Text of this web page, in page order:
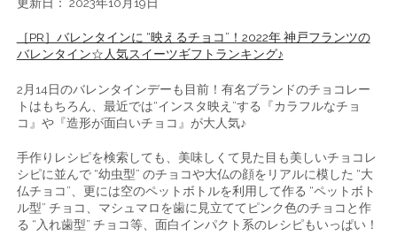
［PR］バレンタインに “映えるチョコ”！2022年 神戸フランツの
バレンタイン☆人気スイーツギフトランキング♪
2月14日のバレンタインデーも目前！有名ブランドのチョコレー
トはもちろん、最近では“インスタ映え”する『カラフルなチョ
コ』や『造形が面白いチョコ』が大人気♪
手作りレシピを検索しても、美味しくて見た目も美しいチョコレ
シピに並んで “幼虫型” のチョコや大仏の顔をリアルに模した “大
仏チョコ”、更には空のペットボトルを利用して作る “ペットボト
ル型” チョコ、マシュマロを歯に見立ててピンク色のチョコと作
る “入れ歯型” チョコ等、面白インパクト系のレシピもいっぱい！